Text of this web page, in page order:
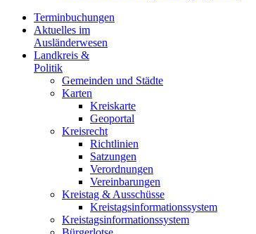
Terminbuchungen
Aktuelles im
Ausländerwesen
Landkreis &
Politik
Gemeinden und Städte
Karten
Kreiskarte
Geoportal
Kreisrecht
Richtlinien
Satzungen
Verordnungen
Vereinbarungen
Kreistag & Ausschüsse
Kreistagsinformationssystem
Kreistagsinformationssystem